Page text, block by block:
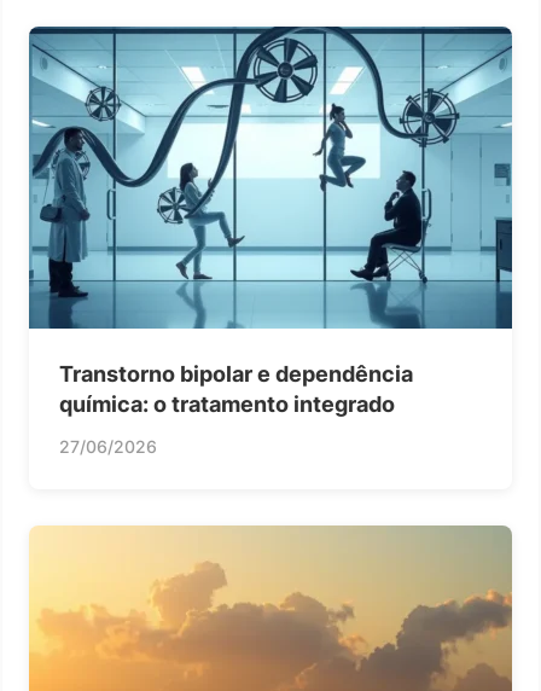
Transtorno bipolar e dependência
química: o tratamento integrado
27/06/2026